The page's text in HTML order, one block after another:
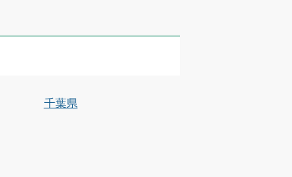
千葉県